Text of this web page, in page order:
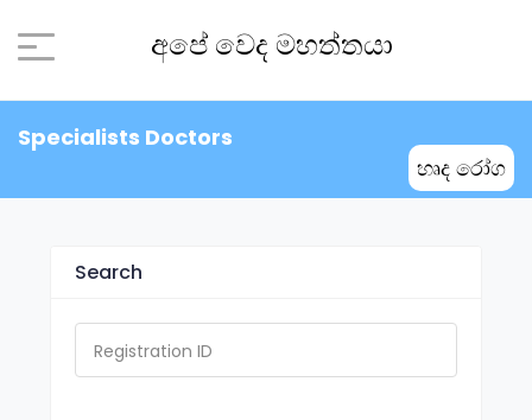
අපේ වෙද මහත්තයා
Specialists Doctors
හෘද රෝග
Search